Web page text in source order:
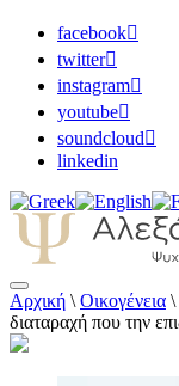
facebook
twitter
instagram
youtube
soundcloud
linkedin
Αλεξάνδρα
Αρχική \ Οικογένεια \
διαταραχή που την